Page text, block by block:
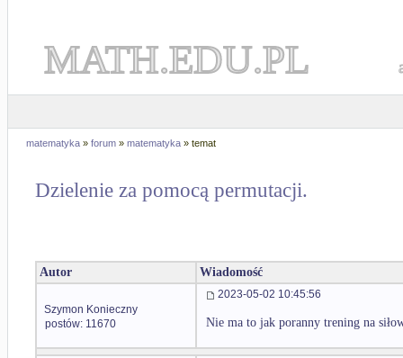
MATH.EDU.PL
matematyka » forum » matematyka » temat
Dzielenie za pomocą permutacji.
Autor Wiadomość
Szymon Konieczny
postów: 11670
2023-05-02 10:45:56
Nie ma to jak poranny trening na